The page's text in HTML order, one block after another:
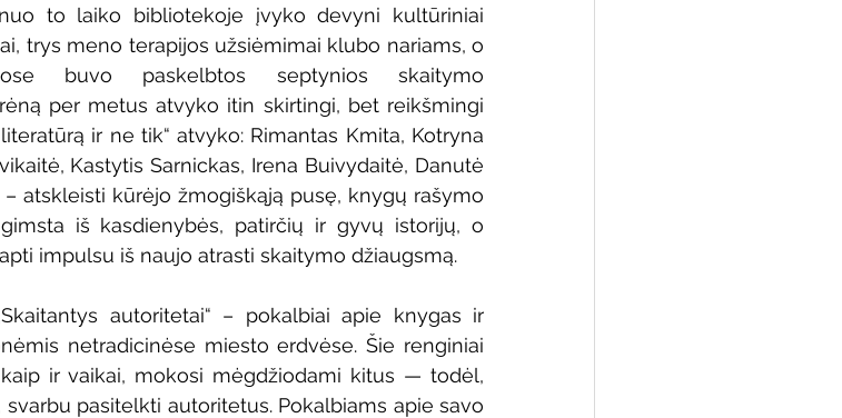
to laiko bibliotekoje įvyko devyni kultūriniai
trys meno terapijos užsiėmimai klubo nariams, o
buvo paskelbtos septynios skaitymo
per metus atvyko itin skirtingi, bet reikšmingi
ir ne tik“ atvyko: Rimantas Kmita, Kotryna
Kastytis Sarnickas, Irena Buivydaitė, Danutė
atskleisti kūrėjo žmogiškąją pusę, knygų rašymo
iš kasdienybės, patirčių ir gyvų istorijų, o
impulsu iš naujo atrasti skaitymo džiaugsmą.
autoritetai“ – pokalbiai apie knygas ir
netradicinėse miesto erdvėse. Šie renginiai
ir vaikai, mokosi mėgdžiodami kitus — todėl,
pasitelkti autoritetus. Pokalbiams apie savo